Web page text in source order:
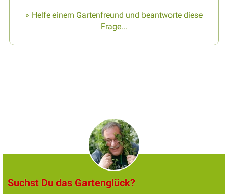
» Helfe einem Gartenfreund und beantworte diese
Frage...
Suchst Du das Gartenglück?